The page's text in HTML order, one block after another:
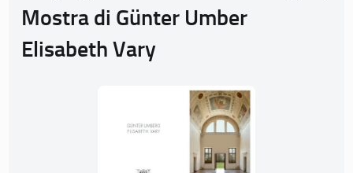
Mostra di Günter Umber
Elisabeth Vary